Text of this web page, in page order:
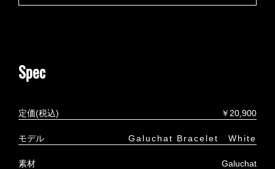
Spec
定価(税込) ￥20,900
モデル Galuchat Bracelet White
素材 Galuchat